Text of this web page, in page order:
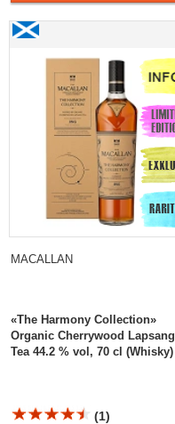
MACALLAN
«The Harmony Collection»
Organic Cherrywood Lapsang
Tea 44.2 % vol, 70 cl (Whisky)
(1)